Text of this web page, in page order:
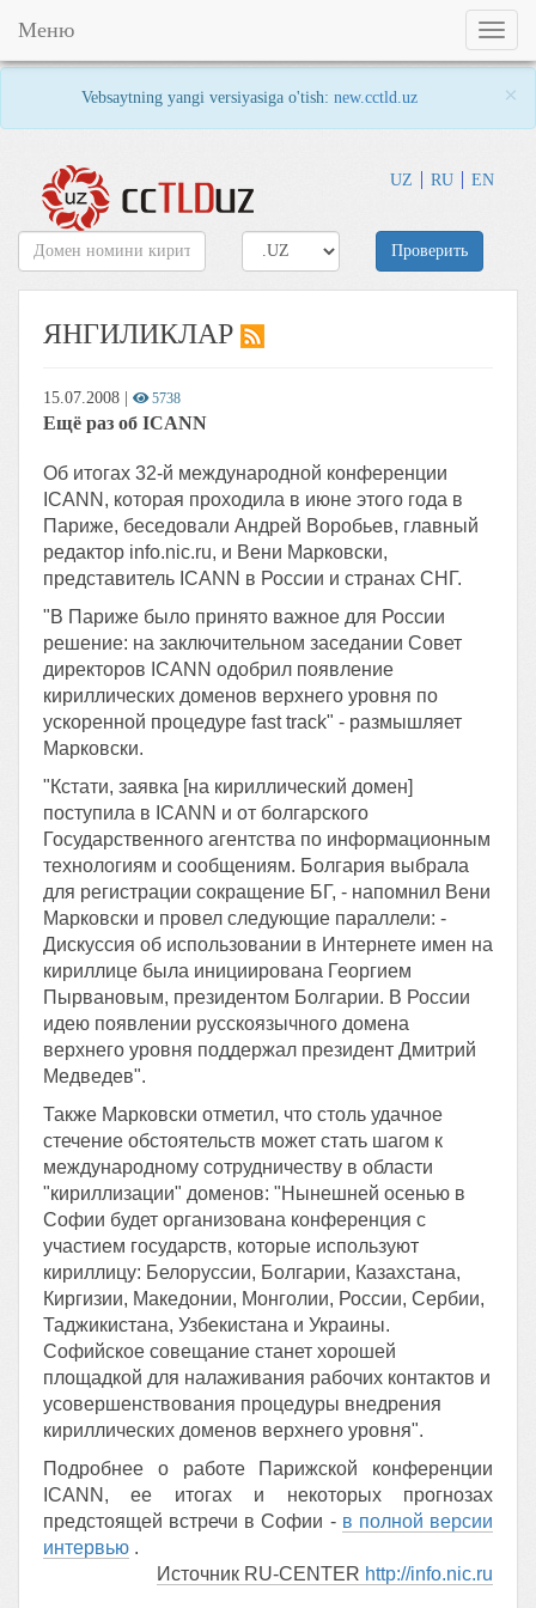
Vebsaytning yangi versiyasiga o'tish: new.cctld.uz ×
UZ RU EN
Toggle
Меню
Проверить
ЯНГИЛИКЛАР
15.07.2008 5738
Ещё раз об ICANN
Об итогах 32-й международной конференции
ICANN, которая проходила в июне этого года в
Париже, беседовали Андрей Воробьев, главный
редактор info.nic.ru, и Вени Марковски,
представитель ICANN в России и странах СНГ.
"В Париже было принято важное для России
решение: на заключительном заседании Совет
директоров ICANN одобрил появление
кириллических доменов верхнего уровня по
ускоренной процедуре fast track" - размышляет
Марковски.
"Кстати, заявка [на кириллический домен]
поступила в ICANN и от болгарского
Государственного агентства по информационным
технологиям и сообщениям. Болгария выбрала
для регистрации сокращение БГ, - напомнил Вени
Марковски и провел следующие параллели: -
Дискуссия об использовании в Интернете имен на
кириллице была инициирована Георгием
Пырвановым, президентом Болгарии. В России
идею появлении русскоязычного домена
верхнего уровня поддержал президент Дмитрий
Медведев".
Также Марковски отметил, что столь удачное
стечение обстоятельств может стать шагом к
международному сотрудничеству в области
"кириллизации" доменов: "Нынешней осенью в
Софии будет организована конференция с
участием государств, которые используют
кириллицу: Белоруссии, Болгарии, Казахстана,
Киргизии, Македонии, Монголии, России, Сербии,
Таджикистана, Узбекистана и Украины.
Софийское совещание станет хорошей
площадкой для налаживания рабочих контактов и
усовершенствования процедуры внедрения
кириллических доменов верхнего уровня".
Подробнее о работе Парижской конференции
ICANN, ее итогах и некоторых прогнозах
предстоящей встречи в Софии - в полной версии
интервью .
Источник RU-CENTER http://info.nic.ru